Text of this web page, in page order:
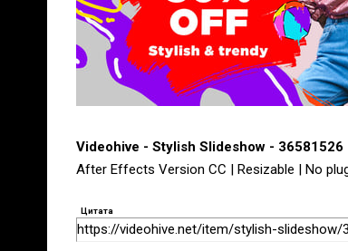
Videohive - Stylish Slideshow - 36581526
After Effects Version CC | Resizable | No
Цитата
https://videohive.net/item/stylish-slideshow/